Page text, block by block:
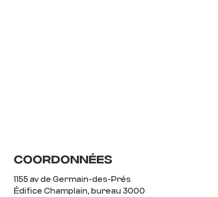
COORDONNÉES
1155 av de Germain-des-Prés
Édifice Champlain, bureau 3000